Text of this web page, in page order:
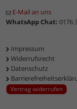
E-Mail an uns
WhatsApp Chat: 0176
Impressum
Widerrufsrecht
Datenschutz
Vertrag widerrufen